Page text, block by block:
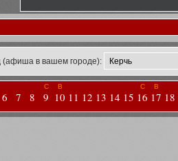
(афиша в вашем городе):
6 7 8
С
9
В
10 11 12 13 14 15
С
16
В
17 18